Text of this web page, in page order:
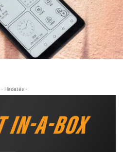
- Hirdetés -